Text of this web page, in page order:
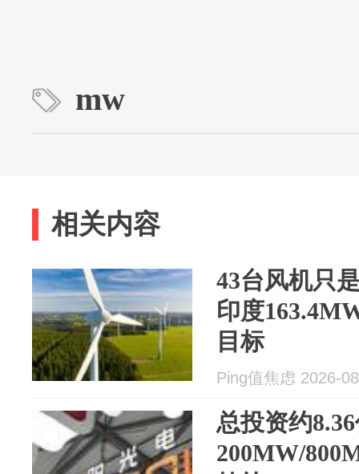
mw
相关内容
43台风机只
印度
目标
Ping值焦虑 2026-
总投资约
200MW/